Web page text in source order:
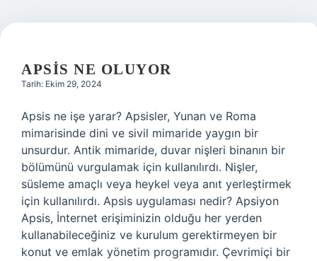
APSIS NE OLUYOR
Tarih: Ekim 29, 2024
Apsis ne işe yarar? Apsisler, Yunan ve Roma
mimarisinde dini ve sivil mimaride yaygın bir
unsurdur. Antik mimaride, duvar nişleri binanın bir
bölümünü vurgulamak için kullanılırdı. Nişler,
süsleme amaçlı veya heykel veya anıt yerleştirmek
için kullanılırdı. Apsis uygulaması nedir? Apsiyon
Apsis, İnternet erişiminizin olduğu her yerden
kullanabileceğiniz ve kurulum gerektirmeyen bir
konut ve emlak yönetim programıdır. Çevrimiçi bir